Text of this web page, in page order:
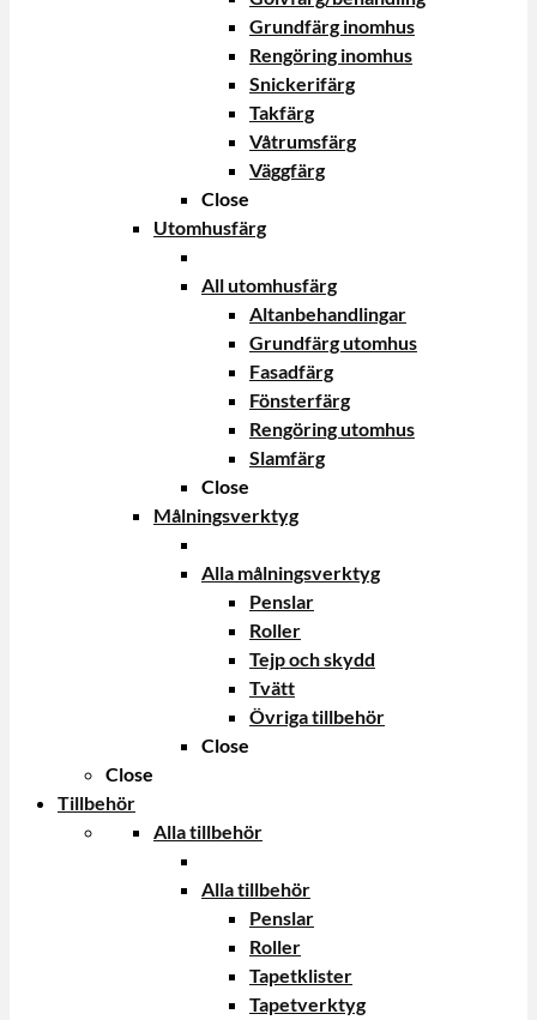
Grundfärg inomhus
Rengöring inomhus
Snickerifärg
Takfärg
Våtrumsfärg
Väggfärg
Close
Utomhusfärg
All utomhusfärg
Altanbehandlingar
Grundfärg utomhus
Fasadfärg
Fönsterfärg
Rengöring utomhus
Slamfärg
Close
Målningsverktyg
Alla målningsverktyg
Penslar
Roller
Tejp och skydd
Tvätt
Övriga tillbehör
Close
Close
Tillbehör
Alla tillbehör
Alla tillbehör
Penslar
Roller
Tapetklister
Tapetverktyg